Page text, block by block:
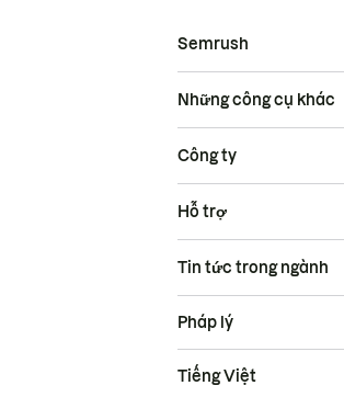
Semrush
Những công cụ khác
Công ty
Hỗ trợ
Tin tức trong ngành
Pháp lý
Tiếng Việt